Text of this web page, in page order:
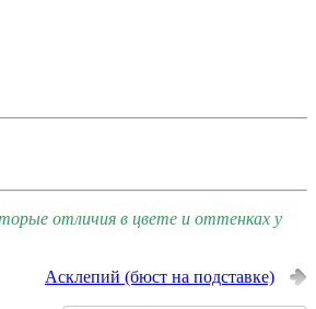
отличия в цвете и оттенках у
Асклепий (бюст на подставке)